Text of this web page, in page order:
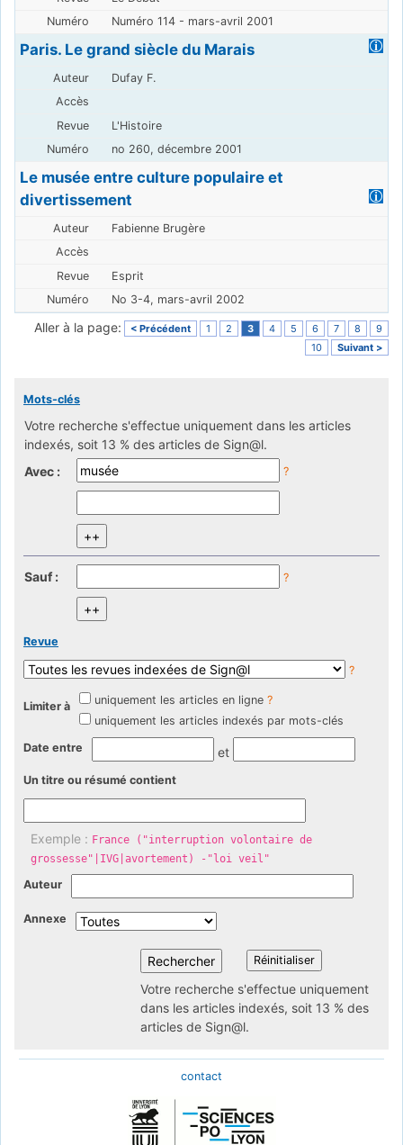
Numéro 114 - mars-avril 2001
Paris. Le grand siècle du Marais
Dufay F.
L'Histoire
no 260, décembre 2001
Le musée entre culture populaire et
divertissement
Fabienne Brugère
Esprit
No 3-4, mars-avril 2002
Aller à la page: < Précédent 1 2 3 4 5 6 7 8
9
10
Suivant >
Mots-clés
Votre recherche s'effectue uniquement dans les articles
indexés, soit 13 % des articles de Sign@l.
Avec :
?
Sauf : ?
Revue
?
Limiter à uniquement les articles en ligne ?
uniquement les articles indexés par mots-clés
Date entre et
Un titre ou résumé contient
Exemple : France ("interruption volontaire de
grossesse"|IVG|avortement) -"loi veil"
Auteur
Annexe
Votre recherche s'effectue uniquement
dans les articles indexés, soit 13 % des
articles de Sign@l.
contact